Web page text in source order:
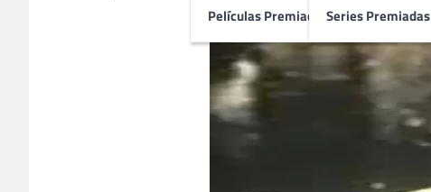
Películas PremiadasSeries Premiadas